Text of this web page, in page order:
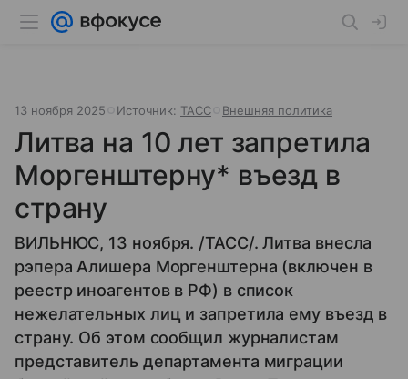
13 ноября 2025 Источник: ТАСС Внешняя политика
Литва на 10 лет запретила
Моргенштерну* въезд в
страну
ВИЛЬНЮС, 13 ноября. /ТАСС/. Литва внесла
рэпера Алишера Моргенштерна (включен в
реестр иноагентов в РФ) в список
нежелательных лиц и запретила ему въезд в
страну. Об этом сообщил журналистам
представитель департамента миграции